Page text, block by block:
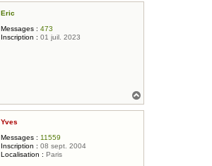
u
Eric
Messages : 473
Inscription : 01 juil. 2023
a
Yves
Messages : 11559
Inscription : 08 sept. 2004
Localisation : Paris